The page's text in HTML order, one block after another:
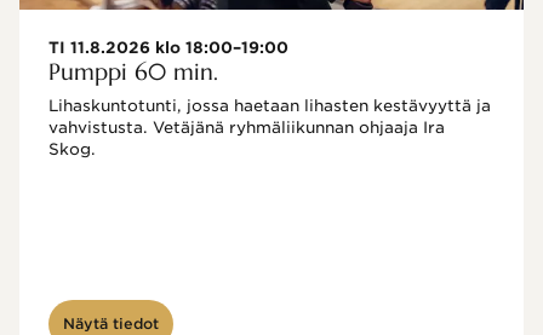
TI 11.8.2026 klo 18:00–19:00
Pumppi 60 min.
Lihaskuntotunti, jossa haetaan lihasten kestävyyttä ja
vahvistusta. Vetäjänä ryhmäliikunnan ohjaaja Ira
Skog.
Näytä tiedot